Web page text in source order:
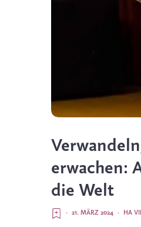
erwachen:
die Welt
HA
·
21. MÄRZ 2024
·